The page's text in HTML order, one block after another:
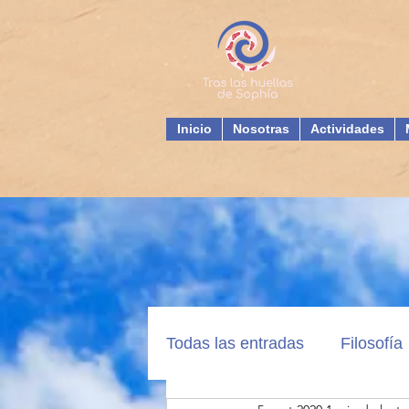
Inicio Nosotras Actividades
Todas las entradas Filosofía